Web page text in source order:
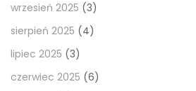
wrzesień 2025 (3)
sierpień 2025 (4)
lipiec 2025 (3)
czerwiec 2025 (6)